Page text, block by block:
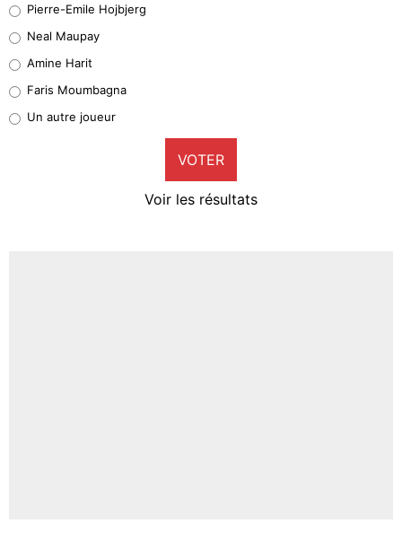
5%
1%
9%
Pierre-Emile Hojbjerg
Neal Maupay
Amine Harit
Faris Moumbagna
Un autre joueur
VOTER
Voir les résultats